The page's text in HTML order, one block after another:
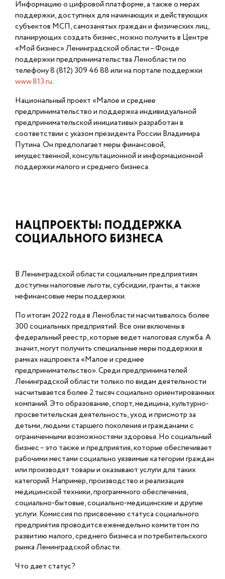
Информацию о цифровой платформе, а также о мерах
поддержки, доступных для начинающих и действующих
субъектов МСП, самозанятых граждан и физических лиц,
планирующих создать бизнес, можно получить в Центре
«Мой бизнес» Ленинградской области – Фонде
поддержки предпринимательства Ленобласти по
телефону 8 (812) 309 46 88 или на портале поддержки
www.813.ru.
Национальный проект «Малое и среднее
предпринимательство и поддержка индивидуальной
предпринимательской инициативы» разработан в
соответствии с указом президента России Владимира
Путина. Он предполагает меры финансовой,
имущественной, консультационной и информационной
поддержки малого и среднего бизнеса.
НАЦПРОЕКТЫ: ПОДДЕРЖКА
СОЦИАЛЬНОГО БИЗНЕСА
В Ленинградской области социальным предприятиям
доступны налоговые льготы, субсидии, гранты, а также
нефинансовые меры поддержки.
По итогам 2022 года в Ленобласти насчитывалось более
300 социальных предприятий. Все они включены в
федеральный реестр, которые ведет налоговая служба. А
значит, могут получить специальные меры поддержки в
рамках нацпроекта «Малое и среднее
предпринимательство». Среди предпринимателей
Ленинградской области только по видам деятельности
насчитывается более 2 тысяч социально ориентированных
компаний. Это образование, спорт, медицина, культурно-
просветительская деятельность, уход и присмотр за
детьми, людьми старшего поколения и гражданами с
ограниченными возможностями здоровья. Но социальный
бизнес – это также и предприятия, которые обеспечивает
рабочими местами социально уязвимые категории граждан
или производят товары и оказывают услуги для таких
категорий. Например, производство и реализация
медицинской техники, программного обеспечения,
социально-бытовые, социально-медицинские и другие
услуги. Комиссия по присвоению статуса социального
предприятия проводится еженедельно комитетом по
развитию малого, среднего бизнеса и потребительского
рынка Ленинградской области.
Что дает статус?